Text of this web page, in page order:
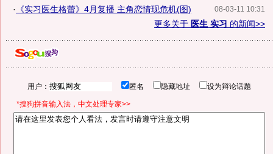
08-03-11 10:31
·
《实习医生格蕾》4月复播 主角恋情现危机(图)
更多关于 医生 实习 的新闻>>
用户： 匿名 隐藏地址 设为辩论话题
*搜狗拼音输入法，中文处理专家>>